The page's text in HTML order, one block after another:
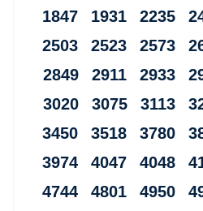
1847 1931 2235
2503 2523 2573
2849 2911 2933
3020 3075 3113
3450 3518 3780
3974 4047 4048
4744 4801 4950